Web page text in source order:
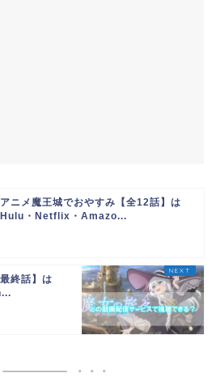
アニメ魔王城でおやすみ【全12話】は
Hulu・Netflix・Amazo...
終話】は